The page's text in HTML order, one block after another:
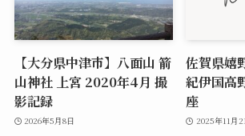
【大分県中津市】八面山 箭
山神社 上宮 2020年4月 撮
影記録
2026年5月8日
佐賀県嬉
紀伊国高
座
2025年11月